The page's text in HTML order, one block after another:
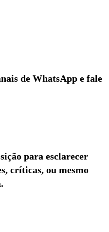
de WhatsApp e fale
para esclarecer
críticas, ou mesmo